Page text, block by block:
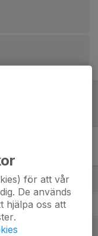
25
15
för att vår
De används
hjälpa oss att